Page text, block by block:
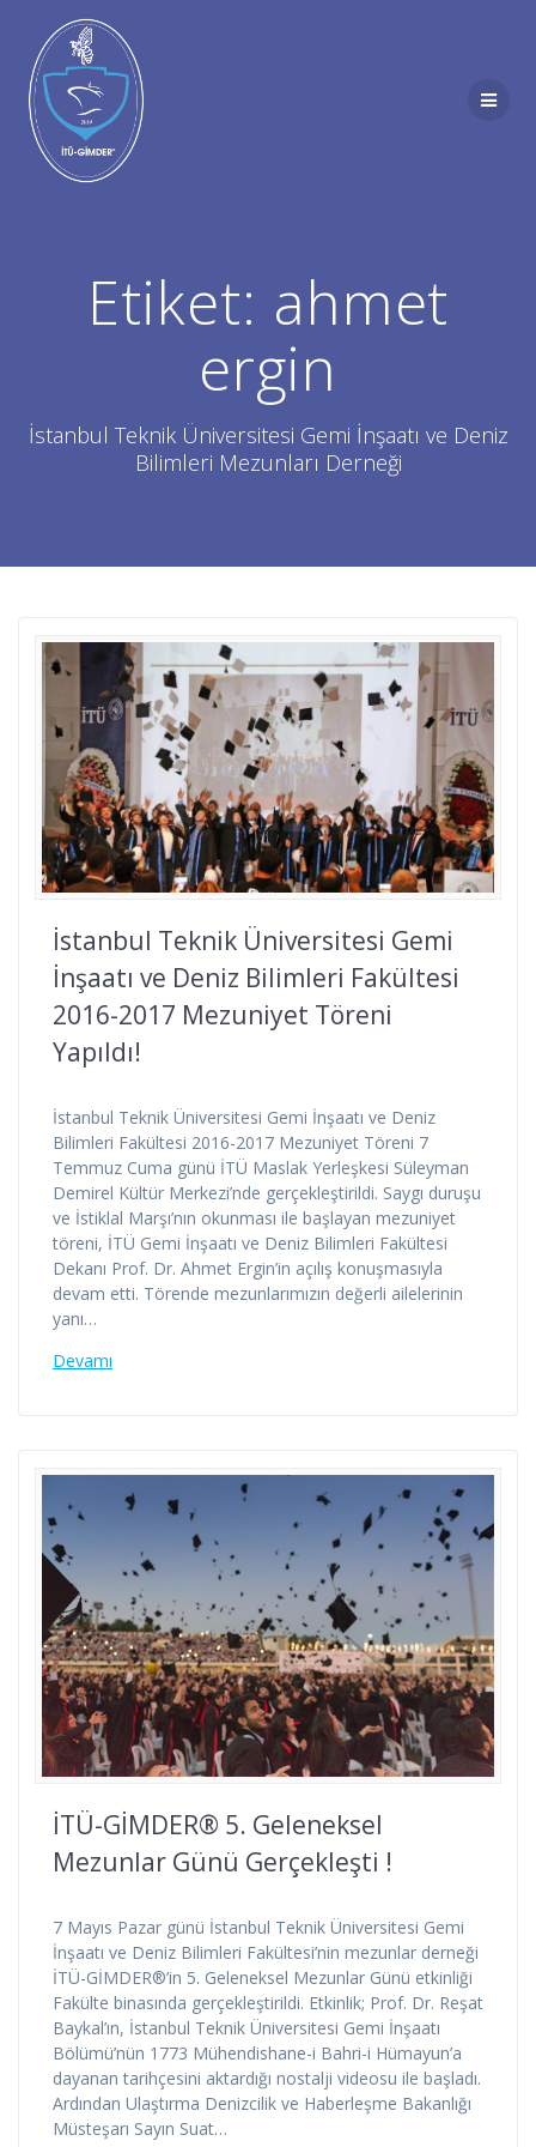
Etiket: ahmet
ergin
İstanbul Teknik Üniversitesi Gemi İnşaatı ve Deniz
Bilimleri Mezunları Derneği
İstanbul Teknik Üniversitesi Gemi
İnşaatı ve Deniz Bilimleri Fakültesi
2016-2017 Mezuniyet Töreni
Yapıldı!
İstanbul Teknik Üniversitesi Gemi İnşaatı ve Deniz
Bilimleri Fakültesi 2016-2017 Mezuniyet Töreni 7
Temmuz Cuma günü İTÜ Maslak Yerleşkesi Süleyman
Demirel Kültür Merkezi’nde gerçekleştirildi. Saygı duruşu
ve İstiklal Marşı’nın okunması ile başlayan mezuniyet
töreni, İTÜ Gemi İnşaatı ve Deniz Bilimleri Fakültesi
Dekanı Prof. Dr. Ahmet Ergin’in açılış konuşmasıyla
devam etti. Törende mezunlarımızın değerli ailelerinin
yanı…
Devamı
İTÜ-GİMDER® 5. Geleneksel
Mezunlar Günü Gerçekleşti !
7 Mayıs Pazar günü İstanbul Teknik Üniversitesi Gemi
İnşaatı ve Deniz Bilimleri Fakültesi’nin mezunlar derneği
İTÜ-GİMDER®’in 5. Geleneksel Mezunlar Günü etkinliği
Fakülte binasında gerçekleştirildi. Etkinlik; Prof. Dr. Reşat
Baykal’ın, İstanbul Teknik Üniversitesi Gemi İnşaatı
Bölümü’nün 1773 Mühendishane-i Bahri-i Hümayun’a
dayanan tarihçesini aktardığı nostalji videosu ile başladı.
Ardından Ulaştırma Denizcilik ve Haberleşme Bakanlığı
Müsteşarı Sayın Suat…